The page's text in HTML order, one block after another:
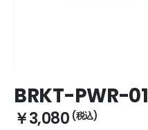
to
the
beginning
BRKT-PWR-01
￥3,080